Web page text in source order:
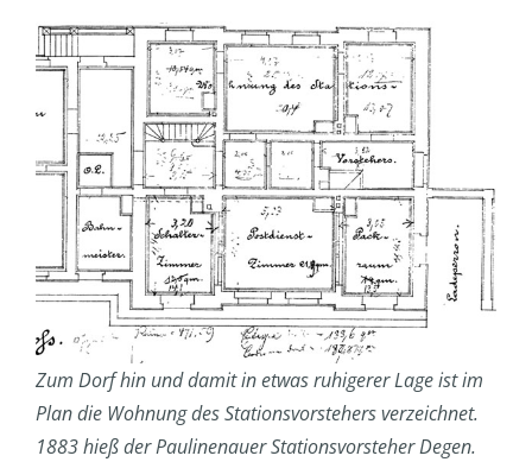
Zum Dorf hin und damit in etwas ruhigerer Lage ist im
Plan die Wohnung des Stationsvorstehers verzeichnet.
1883 hieß der Paulinenauer Stationsvorsteher Degen.